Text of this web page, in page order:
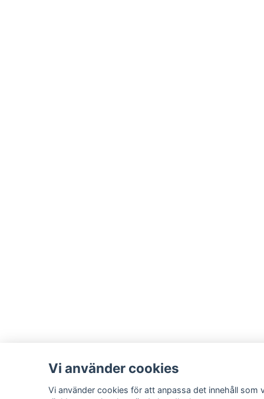
Vi använder cookies
Vi använder cookies för att anpassa det innehåll